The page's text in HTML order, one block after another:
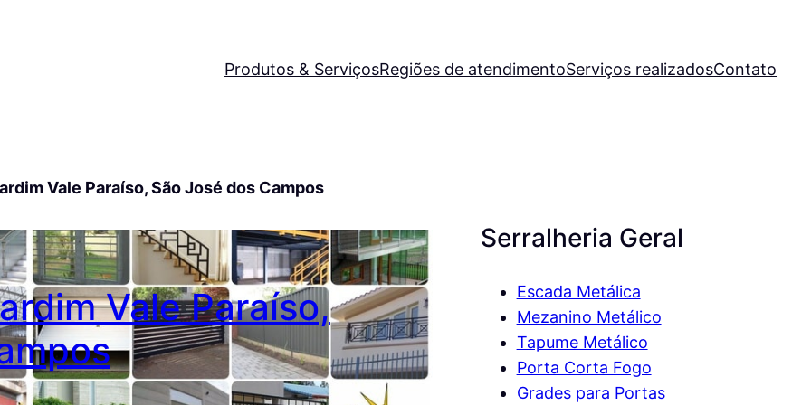
Produtos & ServiçosRegiões de atendimentoServiços realizadosContato
Vale Paraíso, São José dos Campos
Vale Paraíso,
Serralheria Geral
Escada Metálica
Mezanino Metálico
Tapume Metálico
Porta Corta Fogo
Grades para Portas